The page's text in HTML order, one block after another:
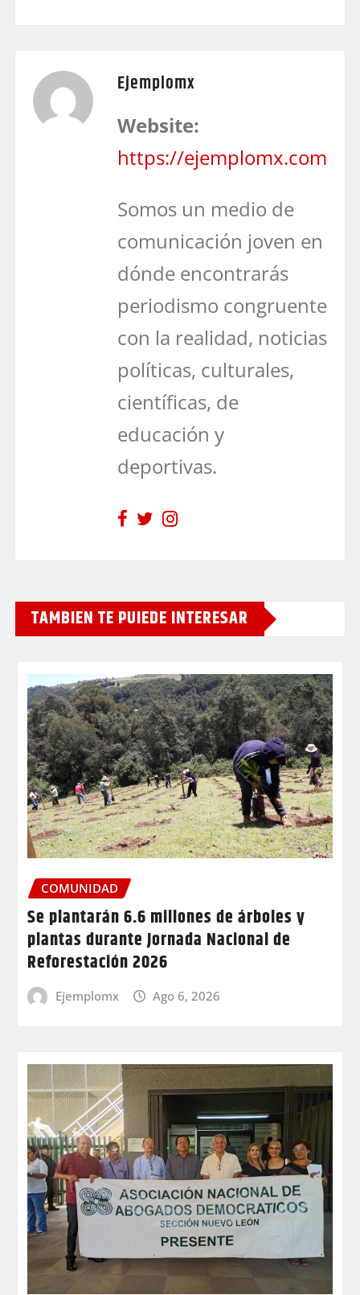
Ejemplomx
Website:
https://ejemplomx.com
Somos un medio de
comunicación joven en
dónde encontrarás
periodismo congruente
con la realidad, noticias
políticas, culturales,
científicas, de
educación y
deportivas.
TAMBIEN TE PUIEDE INTERESAR
COMUNIDAD
Se plantarán 6.6 millones de árboles y
plantas durante Jornada Nacional de
Reforestación 2026
Ejemplomx Ago 6, 2026